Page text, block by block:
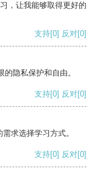
，让我能够取得更好的
支持[0] 反对[0]
隐私保护和自由。
支持[0] 反对[0]
求选择学习方式。
支持[0] 反对[0]